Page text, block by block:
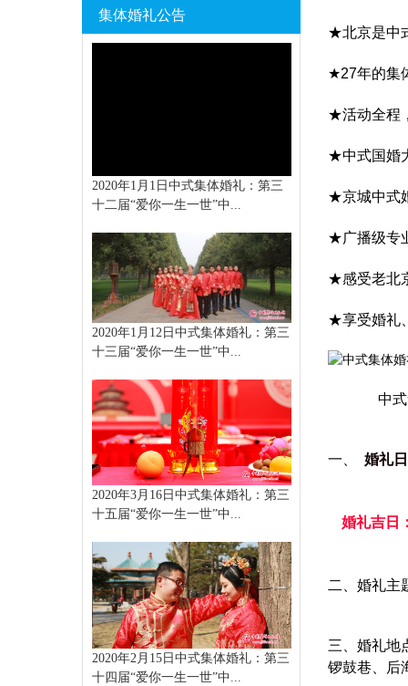
集体婚礼公告
2020年1月1日中式集体婚礼：第三
十二届“爱你一生一世”中...
2020年1月12日中式集体婚礼：第三
十三届“爱你一生一世”中...
2020年3月16日中式集体婚礼：第三
十五届“爱你一生一世”中...
2020年2月15日中式集体婚礼：第三
十四届“爱你一生一世”中...
★北京是中
★27年的集
★活动全程
★中式国婚
★京城中式
★广播级专
★感受老北
★享受婚礼
中式集
一、 婚礼
婚礼吉日
二、婚礼主
三、婚礼地
锣鼓巷、后